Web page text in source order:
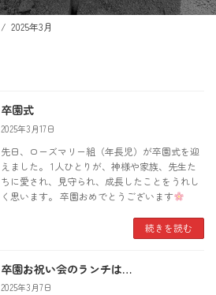
2025年3月
卒園式
2025年3月17日
先日、ローズマリー組（年長児）が卒園式を迎
えました。 1人ひとりが、神様や家族、先生た
ちに愛され、見守られ、成長したことをうれし
く思います。 卒園おめでとうございます
続きを読む
卒園お祝い会のランチは…
2025年3月7日